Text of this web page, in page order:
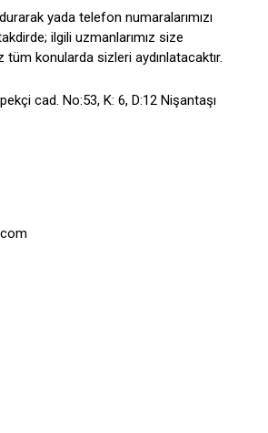
yada telefon numaralarımızı
takdirde; ilgili uzmanlarımız size
konularda sizleri aydınlatacaktır.
cad. No:53, K: 6, D:12 Nişantaşı